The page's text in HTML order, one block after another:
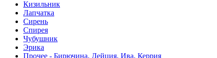
Кизильник
Лапчатка
Сирень
Спирея
Чубушник
Эрика
Прочее - Бирючина, Дейция, Ива, Керрия